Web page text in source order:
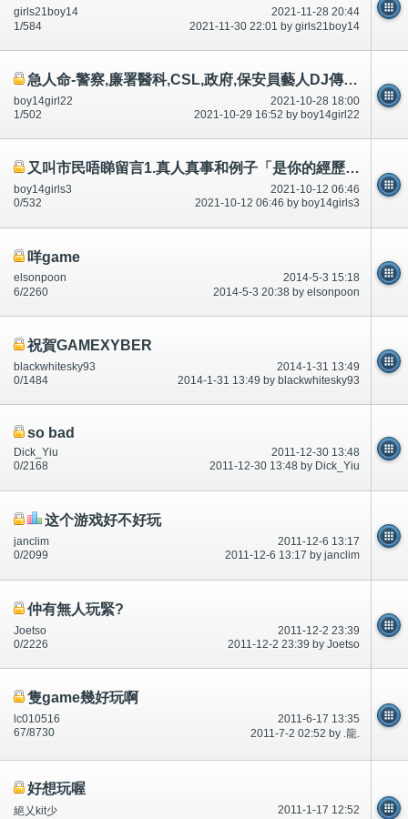
2021-11-28 20:44
girls21boy14
2021-11-30 22:01 by girls21boy14
1/584
急人命-警察,廉署醫科,CSL,政府,保安員藝人DJ傳媒你家人親戚大量讀書唔識唔好心自殺死,健康,因為?好多年討論區
2021-10-28 18:00
boy14girl22
2021-10-29 16:52 by boy14girl22
1/502
又叫市民唔睇留言1.真人真事和例子「是你的經歷！一模一樣嗎？經常有,俾意見」-公開
2021-10-12 06:46
boy14girls3
2021-10-12 06:46 by boy14girls3
0/532
咩game
2014-5-3 15:18
elsonpoon
2014-5-3 20:38 by elsonpoon
6/2260
祝賀GAMEXYBER
2014-1-31 13:49
blackwhitesky93
2014-1-31 13:49 by blackwhitesky93
0/1484
so bad
2011-12-30 13:48
Dick_Yiu
2011-12-30 13:48 by Dick_Yiu
0/2168
这个游戏好不好玩
2011-12-6 13:17
janclim
2011-12-6 13:17 by janclim
0/2099
仲有無人玩緊?
2011-12-2 23:39
Joetso
2011-12-2 23:39 by Joetso
0/2226
隻game幾好玩啊
2011-6-17 13:35
lc010516
2011-7-2 02:52 by .龍.
67/8730
好想玩喔
2011-1-17 12:52
絕乂kit少